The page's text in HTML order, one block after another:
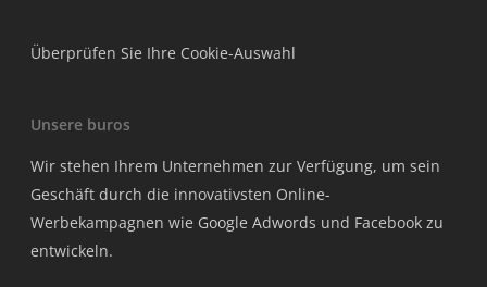
Überprüfen Sie Ihre Cookie-Auswahl
Unsere buros
Wir stehen Ihrem Unternehmen zur Verfügung, um sein
Geschäft durch die innovativsten Online-
Werbekampagnen wie Google Adwords und Facebook zu
entwickeln.